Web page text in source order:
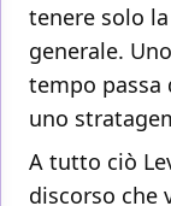
tenere solo
generale.
tempo passa
uno
A tutto ciò
discorso che